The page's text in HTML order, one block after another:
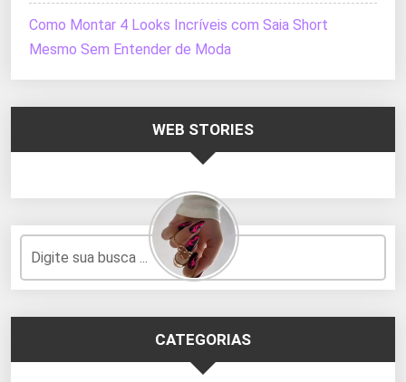
Como Montar 4 Looks Incríveis com Saia Short
Mesmo Sem Entender de Moda
WEB STORIES
CATEGORIAS